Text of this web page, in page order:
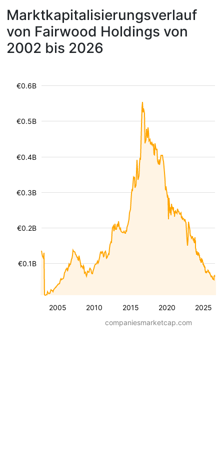
Marktkapitalisierungsverlauf
von Fairwood Holdings von
2002 bis 2026
2005 2010 2015 2020 2025
€0.1B
€0.2B
€0.3B
€0.4B
€0.5B
€0.6B
companiesmarketcap.com